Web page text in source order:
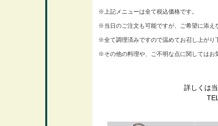
※上記メニューは全て税込価格です。
※当日のご注文も可能ですが、ご希望に添え
※全て調理済みですので温めてお召し上がり
※その他の料理や、ご不明な点に関してはお
詳しくは